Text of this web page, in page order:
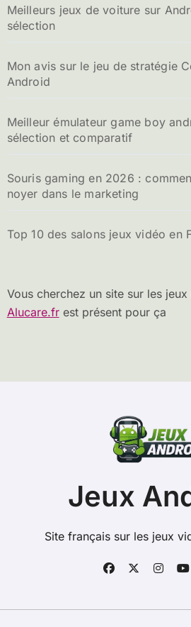
Meilleurs jeux de voiture sur
sélection
Mon avis sur le jeu de stratégie
Android
Meilleur émulateur game boy
sélection et comparatif
Souris gaming en 2026 :
noyer dans le marketing
Top 10 des salons jeux vidéo en
Vous cherchez un site sur les
Alucare.frest présent pour ça
Jeux
Site français sur les jeux